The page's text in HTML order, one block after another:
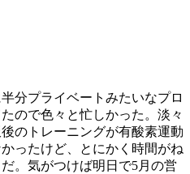
分プライベートみたいなプロ
ので色々と忙しかった。淡々
のトレーニングが有酸素運動
ったけど、とにかく時間がね
。気がつけば明日で5月の営